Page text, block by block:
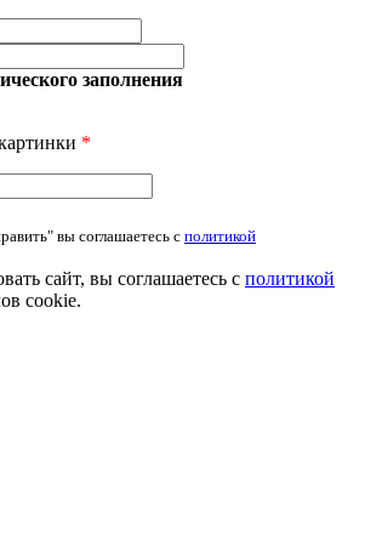
заполнения
*
вы соглашаетесь с политикой
сайт, вы соглашаетесь с политикой
cookie.